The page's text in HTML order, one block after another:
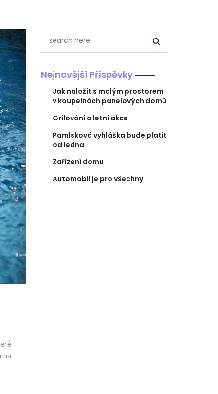
na
Nejnovější Příspěvky
Jak naložit s malým prostorem
v koupelnách panelových domů
Grilování a letní akce
Pamlsková vyhláška bude platit
od ledna
Zařízení domu
Automobil je pro všechny